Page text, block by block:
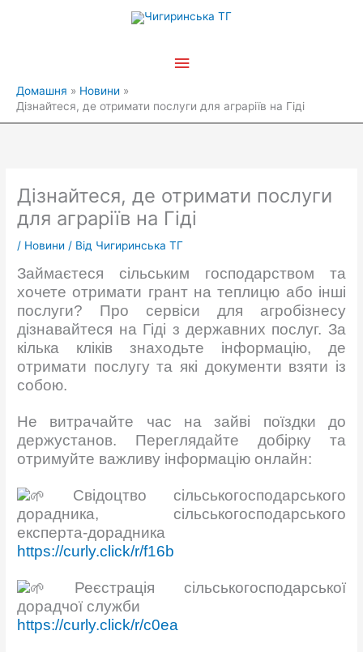
Головне
Домашня
Новини
Дізнайтеся, де отримати послуги для аграріїв на Гіді
Дізнайтеся, де отримати послуги
для аграріїв на Гіді
/ Новини / Від Чигиринська ТГ
Займаєтеся сільським господарством та
хочете отримати грант на теплицю або інші
послуги? Про сервіси для агробізнесу
дізнавайтеся на Гіді з державних послуг. За
кілька кліків знаходьте інформацію, де
отримати послугу та які документи взяти із
собою.
Не витрачайте час на зайві поїздки до
держустанов. Переглядайте добірку та
отримуйте важливу інформацію онлайн:
Свідоцтво сільськогосподарського
дорадника, сільськогосподарського
експерта-дорадника
https://curly.click/r/f16b
Реєстрація сільськогосподарської
дорадчої служби
https://curly.click/r/c0ea